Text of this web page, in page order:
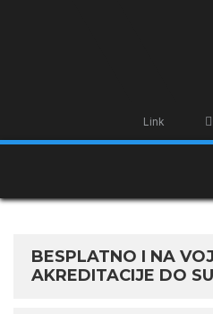
Link
BESPLATNO I NA
AKREDITACIJE DO